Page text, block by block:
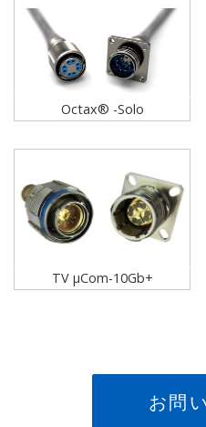
Octax® -Solo
TV µCom-10Gb+
お問